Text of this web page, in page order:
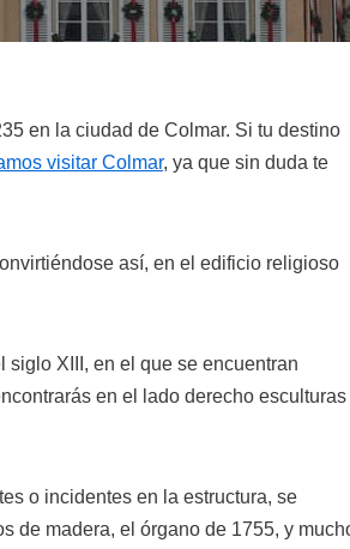
en la ciudad de Colmar. Si tu destino
visitar Colmar, ya que sin duda te
así, en el edificio religioso
XIII, en el que se encuentran
en el lado derecho esculturas
o incidentes en la estructura, se
de madera, el órgano de 1755, y